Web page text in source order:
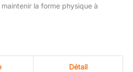
la forme physique à
Détail